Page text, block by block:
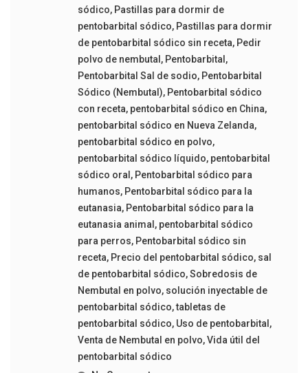
sódico, Pastillas para dormir de
pentobarbital sódico, Pastillas para dormir
de pentobarbital sódico sin receta, Pedir
polvo de nembutal , Pentobarbital ,
Pentobarbital Sal de sodio, Pentobarbital
Sódico (Nembutal), Pentobarbital sódico
con receta, pentobarbital sódico en China,
pentobarbital sódico en Nueva Zelanda,
pentobarbital sódico en polvo,
pentobarbital sódico líquido, pentobarbital
sódico oral , Pentobarbital sódico para
humanos, Pentobarbital sódico para la
eutanasia, Pentobarbital sódico para la
eutanasia animal , pentobarbital sódico
para perros, Pentobarbital sódico sin
receta, Precio del pentobarbital sódico, sal
de pentobarbital sódico,Sobredosis de
Nembutal en polvo, solución inyectable de
pentobarbital sódico,tabletas de
pentobarbital sódico, Uso de pentobarbital ,
Venta de Nembutal en polvo,Vida útil del
pentobarbital sódico